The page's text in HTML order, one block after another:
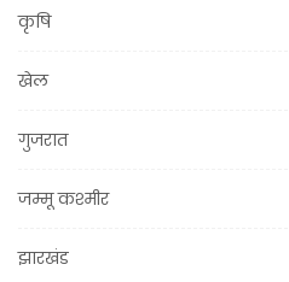
कृषि
खेल
गुजरात
जम्मू कश्मीर
झारखंड